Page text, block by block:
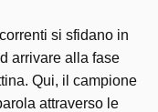
si sfidano in
arrivare alla fase
Qui, il campione
attraverso le